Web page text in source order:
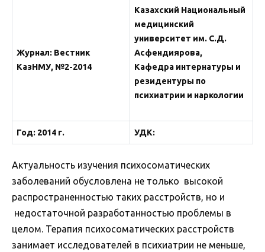
Журнал: Вестник
КазНМУ, №2-2014
Казахский Национальный
медицинский
университет им. С.Д.
Асфендиярова,
Кафедра интернатуры и
резидентуры по
психиатрии и наркологии
Год: 2014 г. УДК:
Актуальность изучения психосоматических
заболеваний обусловлена не только высокой
распространенностью таких расстройств, но и
недостаточной разработанностью проблемы в
целом. Терапия психосоматических расстройств
занимает исследователей в психиатрии не меньше,